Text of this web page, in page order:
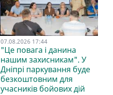
07.08.2026 17:44
"Це повага і данина
нашим захисникам". У
Дніпрі паркування буде
безкоштовним для
учасників бойових дій